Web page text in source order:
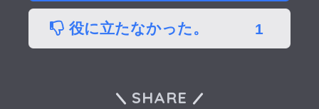
役に立たなかった。 1
SHARE